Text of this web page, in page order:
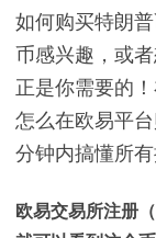
如何购买特朗
币感兴趣，或
正是你需要的
怎么在欧易平
分钟内搞懂所有
欧易交易所注册（